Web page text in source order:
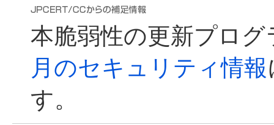
本脆弱性の更新プログ
月のセキュリティ情報
す。